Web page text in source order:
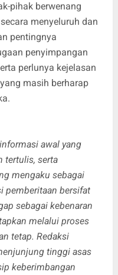
pihak berwenang
menyeluruh dan
pentingnya
penyimpangan
perlunya kejelasan
masih berharap
awal yang
tertulis, serta
mengaku sebagai
pemberitaan bersifat
sebagai kebenaran
melalui proses
tetap. Redaksi
tinggi asas
keberimbangan